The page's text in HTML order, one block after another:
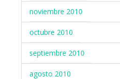
noviembre 2010
octubre 2010
septiembre 2010
agosto 2010